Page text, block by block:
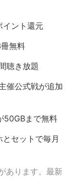
イント還元
無料
聴き放題
催公式戦が追加
50GBまで無料
とセットで毎月
あります。最新